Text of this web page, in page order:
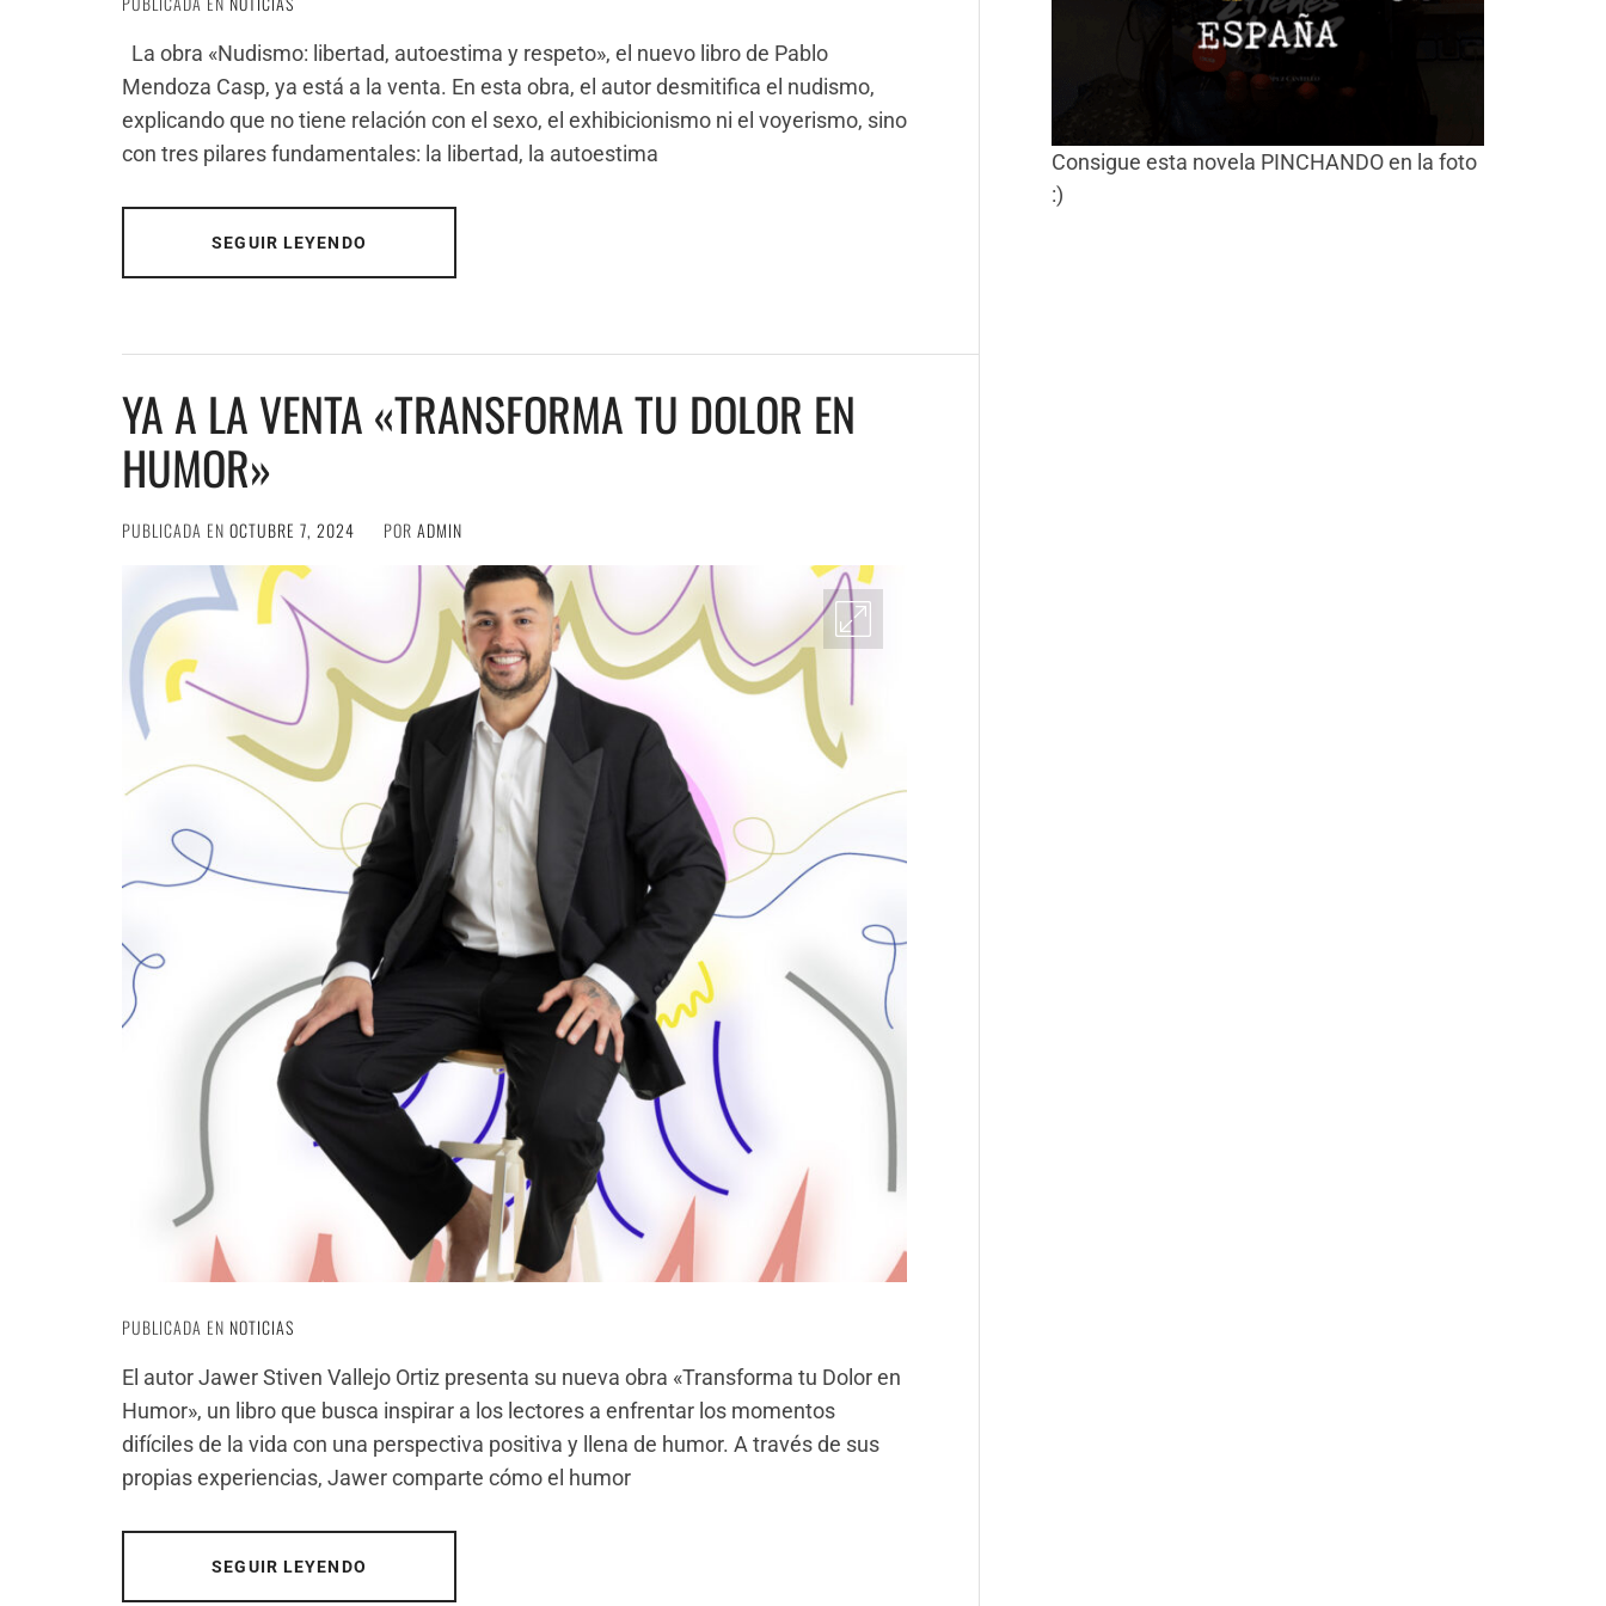
La obra «Nudismo: libertad, autoestima y respeto», el nuevo libro de Pablo
Mendoza Casp, ya está a la venta. En esta obra, el autor desmitifica el nudismo,
explicando que no tiene relación con el sexo, el exhibicionismo ni el voyerismo, sino
con tres pilares fundamentales: la libertad, la autoestima
SEGUIR LEYENDO
YA A LA VENTA «TRANSFORMA TU DOLOR EN
HUMOR»
PUBLICADA EN OCTUBRE 7, 2024 POR ADMIN
PUBLICADA EN NOTICIAS
El autor Jawer Stiven Vallejo Ortiz presenta su nueva obra «Transforma tu Dolor en
Humor», un libro que busca inspirar a los lectores a enfrentar los momentos
difíciles de la vida con una perspectiva positiva y llena de humor. A través de sus
propias experiencias, Jawer comparte cómo el humor
SEGUIR LEYENDO
Consigue esta novela PINCHANDO en la foto
:)